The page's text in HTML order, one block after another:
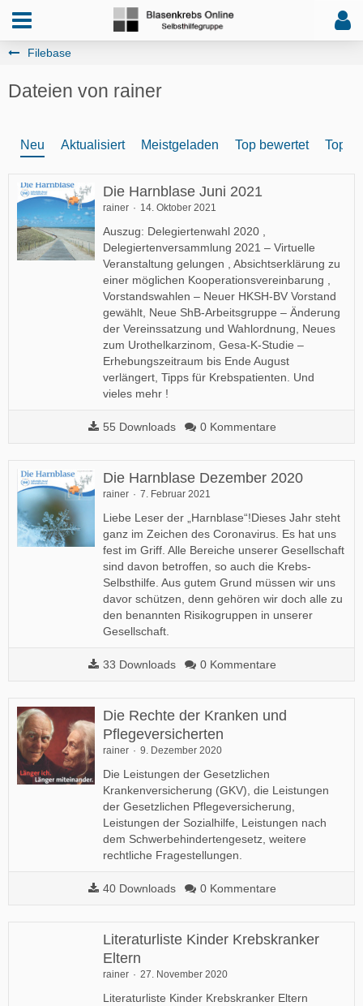
Filebase
Dateien von rainer
Neu Aktualisiert Meistgeladen Top bewertet Top
Die Harnblase Juni 2021
rainer 14. Oktober 2021
Auszug: Delegiertenwahl 2020 ,
Delegiertenversammlung 2021 – Virtuelle
Veranstaltung gelungen , Absichtserklärung zu
einer möglichen Kooperationsvereinbarung ,
Vorstandswahlen – Neuer HKSH-BV Vorstand
gewählt, Neue ShB-Arbeitsgruppe – Änderung
der Vereinssatzung und Wahlordnung, Neues
zum Urothelkarzinom, Gesa-K-Studie –
Erhebungszeitraum bis Ende August
verlängert, Tipps für Krebspatienten. Und
vieles mehr !
55 Downloads 0 Kommentare
Die Harnblase Dezember 2020
rainer 7. Februar 2021
Liebe Leser der „Harnblase“!Dieses Jahr steht
ganz im Zeichen des Coronavirus. Es hat uns
fest im Griff. Alle Bereiche unserer Gesellschaft
sind davon betroffen, so auch die Krebs-
Selbsthilfe. Aus gutem Grund müssen wir uns
davor schützen, denn gehören wir doch alle zu
den benannten Risikogruppen in unserer
Gesellschaft.
33 Downloads 0 Kommentare
Die Rechte der Kranken und
Pﬂegeversicherten
rainer 9. Dezember 2020
Die Leistungen der Gesetzlichen
Krankenversicherung (GKV), die Leistungen
der Gesetzlichen Pflegeversicherung,
Leistungen der Sozialhilfe, Leistungen nach
dem Schwerbehindertengesetz, weitere
rechtliche Fragestellungen.
40 Downloads 0 Kommentare
Literaturliste Kinder Krebskranker
Eltern
rainer 27. November 2020
Literaturliste Kinder Krebskranker Eltern